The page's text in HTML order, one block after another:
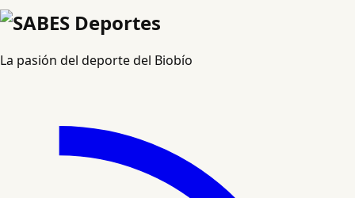
La pasión del deporte del Biobío